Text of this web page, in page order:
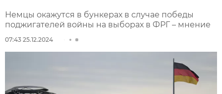
Немцы окажутся в бункерах в случае победы
поджигателей войны на выборах в ФРГ – мнение
07:43 25.12.2024